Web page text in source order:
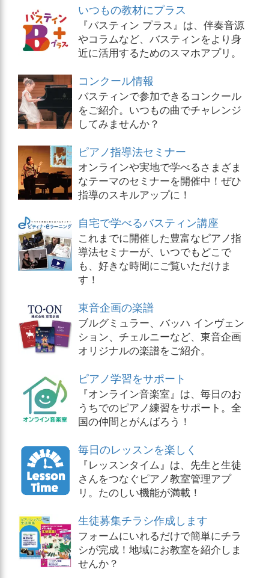
いつもの教材にプラス
『バスティン プラス』は、伴奏音源
やコラムなど、バスティンをより身
近に活用するためのスマホアプリ。
コンクール情報
バスティンで参加できるコンクール
をご紹介。いつもの曲でチャレンジ
してみませんか？
ピアノ指導法セミナー
オンラインや実地で学べるさまざま
なテーマのセミナーを開催中！ぜひ
指導のスキルアップに！
自宅で学べるバスティン講座
これまでに開催した豊富なピアノ指
導法セミナーが、いつでもどこで
も、好きな時間にご覧いただけま
す！
東音企画の楽譜
ブルグミュラー、バッハ インヴェン
ション、チェルニーなど、東音企画
オリジナルの楽譜をご紹介。
ピアノ学習をサポート
『オンライン音楽室』は、毎日のお
うちでのピアノ練習をサポート。全
国の仲間とがんばろう！
毎日のレッスンを楽しく
『レッスンタイム』は、先生と生徒
さんをつなぐピアノ教室管理アプ
リ。たのしい機能が満載！
生徒募集チラシ作成します
フォームにいれるだけで簡単にチラ
シが完成！地域にお教室を紹介しま
せんか？